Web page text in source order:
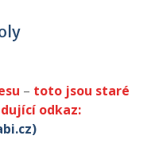
– toto jsou staré
odkaz: